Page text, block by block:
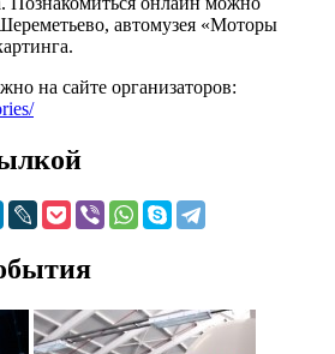
автомузея «Моторы
на сайте организаторов: